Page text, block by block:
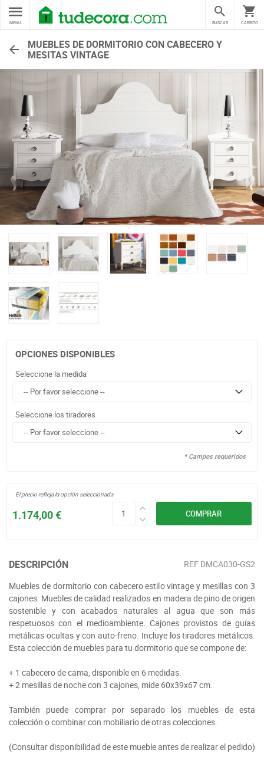
MENU CARRITO
BUSCAR
MUEBLES DE DORMITORIO CON CABECERO Y
MESITAS VINTAGE
OPCIONES DISPONIBLES
Seleccione la medida
Seleccione los tiradores
* Campos requeridos
COMPRAR
1.174,00 €
El precio refleja la opción seleccionada
DESCRIPCIÓN REF DMCA030-GS2
Muebles de dormitorio con cabecero estilo vintage y mesillas con 3
cajones. Muebles de calidad realizados en madera de pino de origen
sostenible y con acabados naturales al agua que son más
respetuosos con el medioambiente. Cajones provistos de guías
metálicas ocultas y con auto-freno. Incluye los tiradores metálicos.
Esta colección de muebles para tu dormitorio que se compone de:
+ 1 cabecero de cama, disponible en 6 medidas.
+ 2 mesillas de noche con 3 cajones, mide 60x39x67 cm.
También puede comprar por separado los muebles de esta
colección o combinar con mobiliario de otras colecciones.
(Consultar disponibilidad de este mueble antes de realizar el pedido)